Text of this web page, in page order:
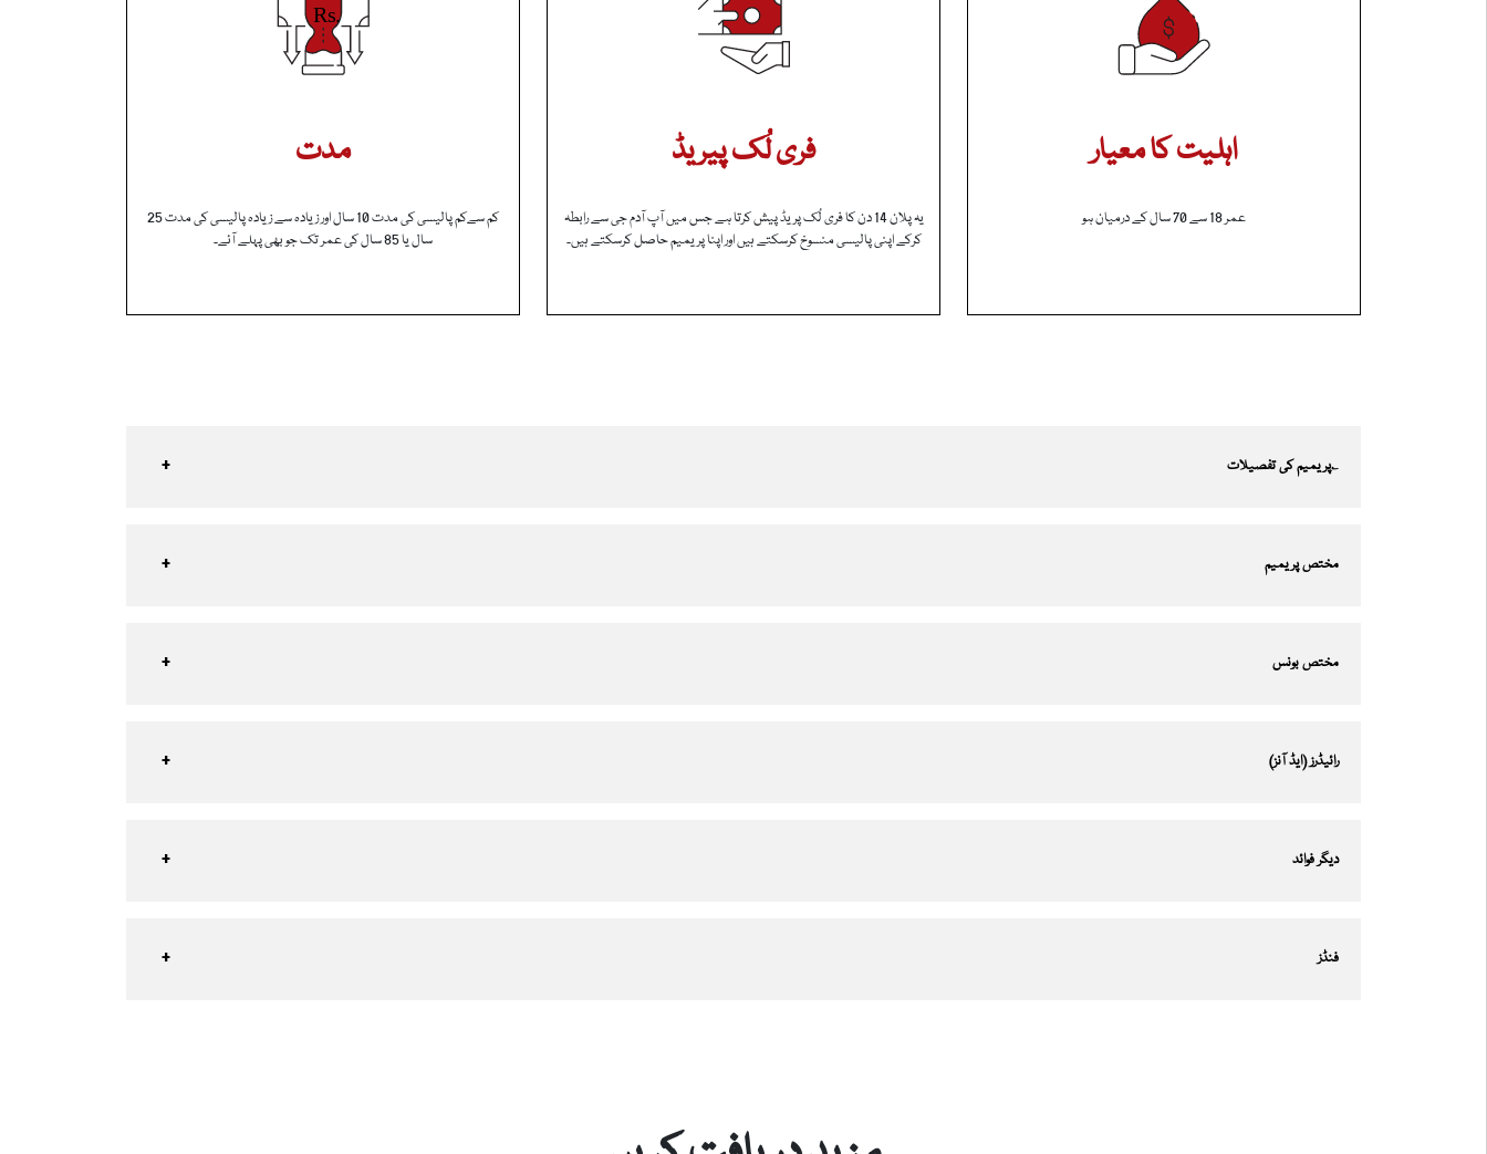
اہلیت کا معیار
عمر 18 سے 70 سال کے درمیان ہو
فری لُک پیریڈ
یہ پلان 14 دن کا فری لُک پریڈ پیش کرتا ہے جس میں آپ آدم جی سے رابطہ
کرکے اپنی پالیسی منسوخ کرسکتے ہیں اور اپنا پریمیم حاصل کرسکتے ہیں۔
مدت
کم سےکم پالیسی کی مدت 10 سال اور زیادہ سے زیادہ پالیسی کی مدت 25
سال یا 85 سال کی عمر تک جو بھی پہلے آئے۔
؎پریمیم کی تفصیلات
مختص پریمیم
مختص بونس
رائیڈرز (ایڈ آنز)
دیگر فوائد
فنڈز